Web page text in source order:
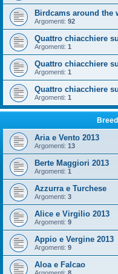
Birdcams around the
Argomenti: 92
Quattro chiacchiere
Argomenti: 1
Quattro chiacchiere
Argomenti: 1
Quattro chiacchiere
Argomenti: 1
Aria e Vento 2013
Argomenti: 13
Berte Maggiori 2013
Argomenti: 1
Azzurra e Turchese
Argomenti: 3
Alice e Virgilio 2013
Argomenti: 9
Appio e Vergine 2013
Argomenti: 9
Aloa e Falcao